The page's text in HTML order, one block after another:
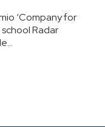
‘Company for
Radar